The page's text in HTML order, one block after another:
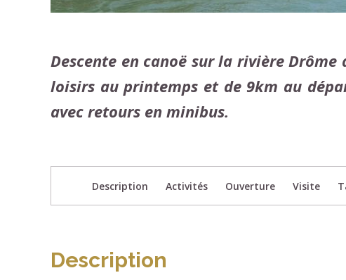
Descente en canoë sur la rivière
loisirs au printemps et de 9km au
avec retours en minibus.
Description Activités Ouverture Visite
Description